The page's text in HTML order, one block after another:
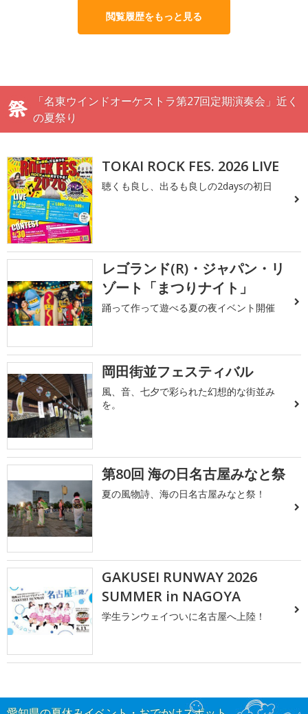
閲覧履歴をもっと見る
「名東ウインドオーケストラ第27回定期演奏会」近く
の夏祭り
TOKAI ROCK FES. 2026 LIVE
聴くも良し、出るも良しの2daysの初日
レゴランド(R)・ジャパン・リ
ゾート「まつりナイト」
踊って作って遊べる夏の夜イベント開催
岡田街並フェスティバル
風、音、七夕で彩られた幻想的な街並み
を。
第80回 海の日名古屋みなと祭
夏の風物詩、海の日名古屋みなと祭！
GAKUSEI RUNWAY 2026
SUMMER in NAGOYA
学生ランウェイついに名古屋へ上陸！